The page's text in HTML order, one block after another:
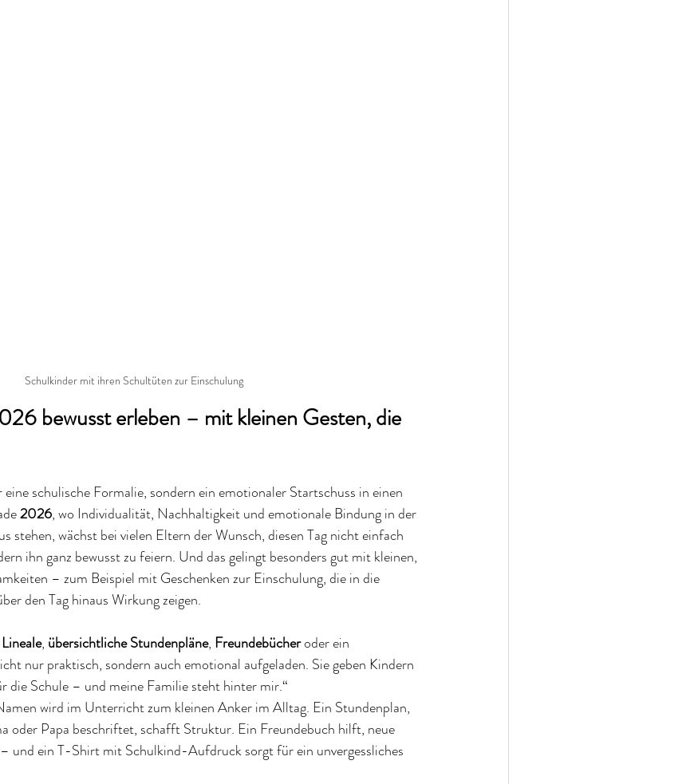
Schulkinder mit ihren Schultüten zur Einschulung
bewusst erleben – mit kleinen Gesten, die
schulische Formalie, sondern ein emotionaler Startschuss in einen
2026, wo Individualität, Nachhaltigkeit und emotionale Bindung in der
stehen, wächst bei vielen Eltern der Wunsch, diesen Tag nicht einfach
ihn ganz bewusst zu feiern. Und das gelingt besonders gut mit kleinen,
– zum Beispiel mit Geschenken zur Einschulung, die in die
den Tag hinaus Wirkung zeigen.
, übersichtliche Stundenpläne, Freundebücher oder ein
nur praktisch, sondern auch emotional aufgeladen. Sie geben Kindern
die Schule – und meine Familie steht hinter mir.“
wird im Unterricht zum kleinen Anker im Alltag. Ein Stundenplan,
oder Papa beschriftet, schafft Struktur. Ein Freundebuch hilft, neue
und ein T-Shirt mit Schulkind-Aufdruck sorgt für ein unvergessliches